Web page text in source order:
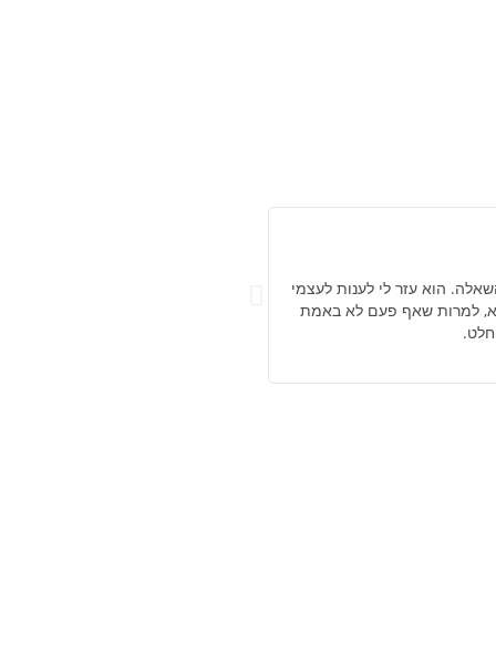
הוא עזר לי לענות לעצמי
לא, למרות שאף פעם לא באמת